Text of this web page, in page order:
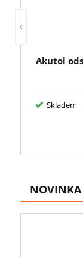
Akutol
Skladem
NOVINKA